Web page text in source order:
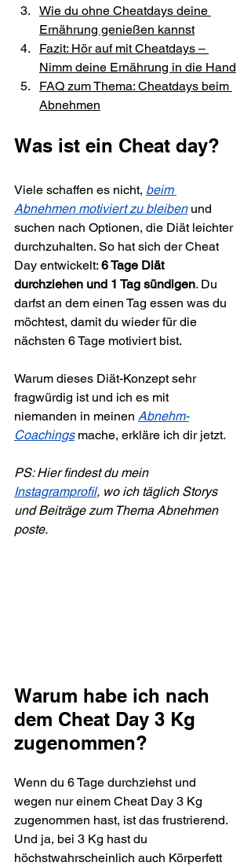
Wie du ohne Cheatdays deine
Ernährung genießen kannst
Fazit: Hör auf mit Cheatdays –
Nimm deine Ernährung in die Hand
FAQ zum Thema: Cheatdays beim
Abnehmen
Was ist ein Cheat day?
Viele schaffen es nicht, beim
Abnehmen motiviert zu bleiben und
suchen nach Optionen, die Diät leichter
durchzuhalten. So hat sich der Cheat
Day entwickelt: 6 Tage Diät
durchziehen und 1 Tag sündigen. Du
darfst an dem einen Tag essen was du
möchtest, damit du wieder für die
nächsten 6 Tage motiviert bist.
Warum dieses Diät-Konzept sehr
fragwürdig ist und ich es mit
niemanden in meinen Abnehm-
Coachings mache, erkläre ich dir jetzt.
PS: Hier findest du mein
Instagramprofil, wo ich täglich Storys
und Beiträge zum Thema Abnehmen
poste.
Warum habe ich nach
dem Cheat Day 3 Kg
zugenommen?
Wenn du 6 Tage durchziehst und
wegen nur einem Cheat Day 3 Kg
zugenommen hast, ist das frustrierend.
Und ja, bei 3 Kg hast du
höchstwahrscheinlich auch Körperfett